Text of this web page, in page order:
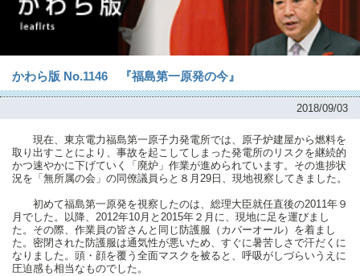
かわら版 No.1146 『福島第一原発の今』
2018/09/03
現在、東京電力福島第一原子力発電所では、原子炉建屋から燃料を
取り出すことにより、事故を起こしてしまった発電所のリスクを継続的
かつ速やかに下げていく「廃炉」作業が進められています。その進捗状
況を「無所属の会」の同僚議員らと８月29日、現地視察してきました。
初めて福島第一原発を視察したのは、総理大臣就任直後の2011年９
月でした。以降、2012年10月と2015年２月に、現地に足を運びまし
た。その際、作業員の皆さんと同じ防護服（カバーオール）を着まし
た。密閉された防護服は通気性が悪いため、すぐに暑苦しさで汗だくに
なりました。頭・顔を覆う全面マスクを被ると、呼吸がしづらいうえに
圧迫感も相当なものでした。